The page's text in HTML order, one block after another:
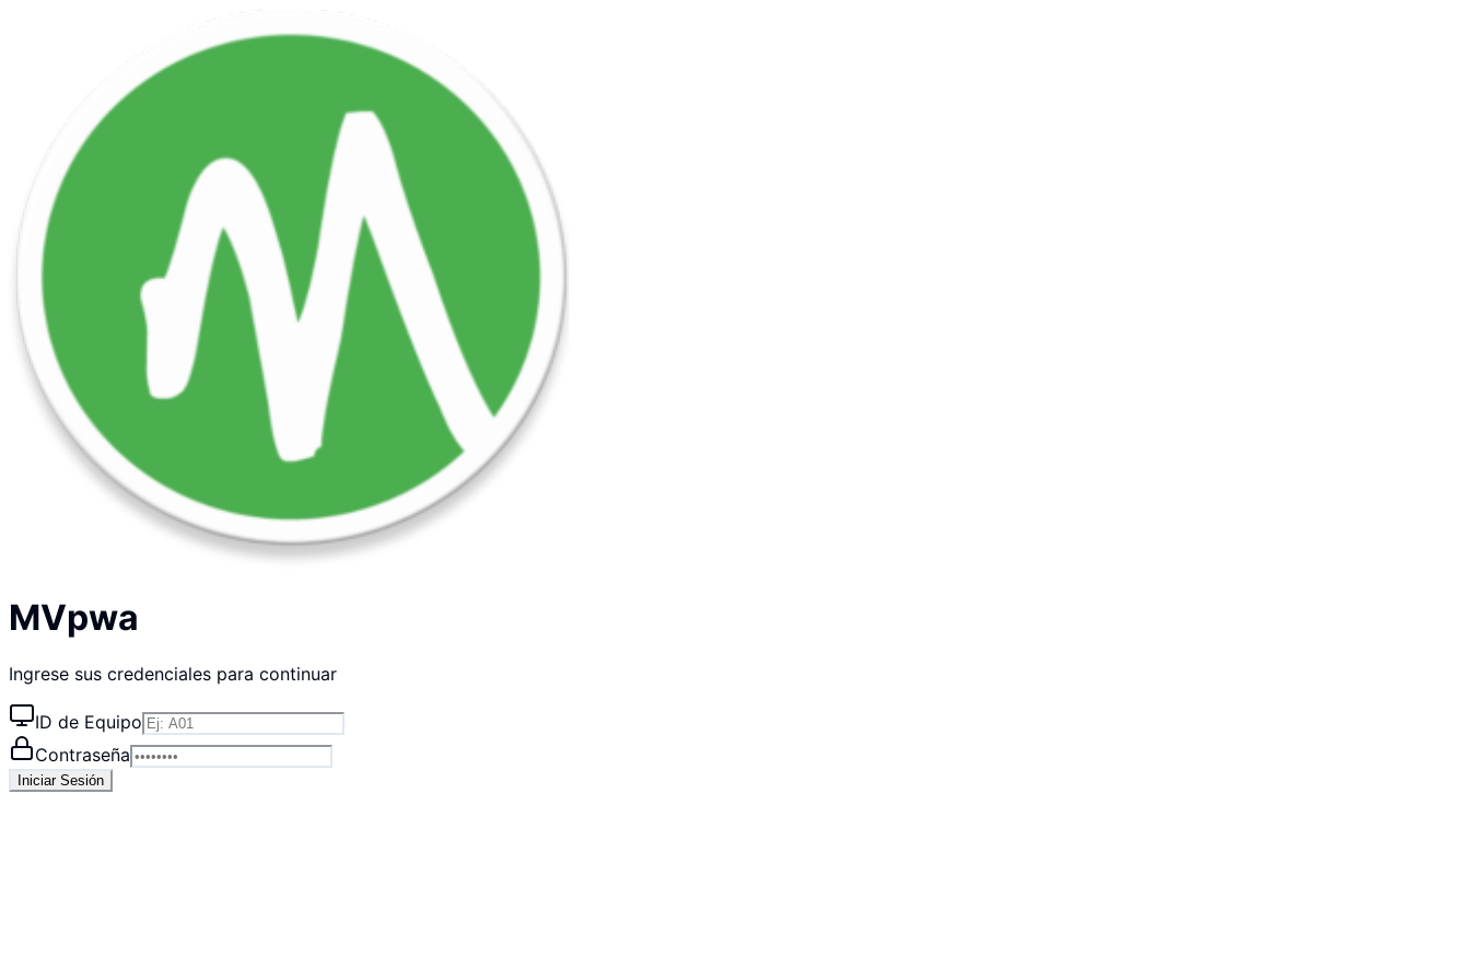
MVpwa
Ingrese sus credenciales para continuar
ID de Equipo
Contraseña
Iniciar Sesión